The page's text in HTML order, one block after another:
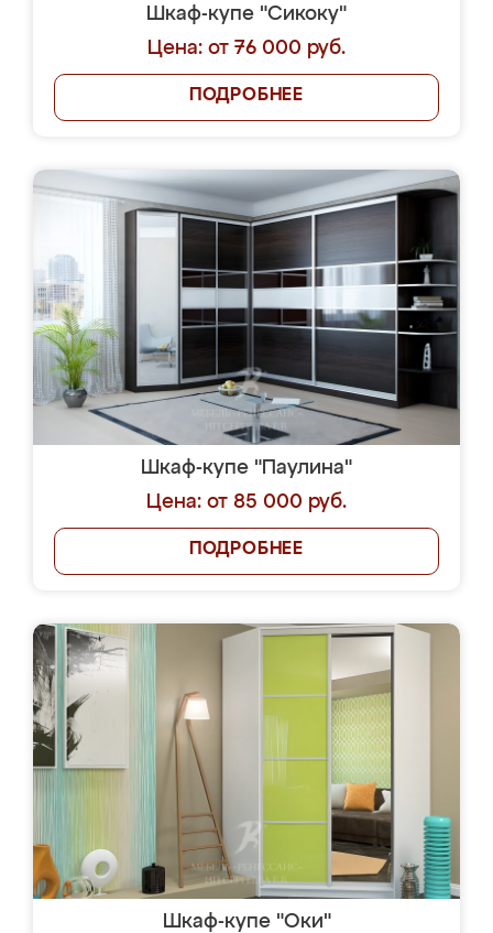
Шкаф-купе "Сикоку"
Цена: от 76 000 руб.
ПОДРОБНЕЕ
Шкаф-купе "Паулина"
Цена: от 85 000 руб.
ПОДРОБНЕЕ
Шкаф-купе "Оки"